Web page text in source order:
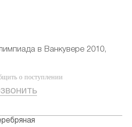
в Ванкувере 2010,
о поступлении